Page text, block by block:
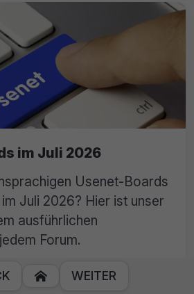
im Juli 2026
Usenet-Boards
Juli 2026? Hier ist unser
ausführlichen
Forum.
 WEITER